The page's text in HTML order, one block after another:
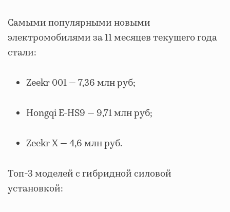
Самыми популярными новыми
электромобилями за 11 месяцев текущего года
стали:
Zeekr 001 — 7,36 млн руб;
Hongqi E-HS9 — 9,71 млн руб;
Zeekr X — 4,6 млн руб.
Топ-3 моделей с гибридной силовой
установкой: